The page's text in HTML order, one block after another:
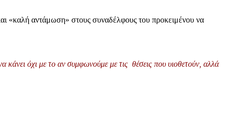
«καλή αντάμωση» στους συναδέλφους του προκειμένου να
κάνει όχι με το αν συμφωνούμε με τις θέσεις που υιοθετούν, αλλά